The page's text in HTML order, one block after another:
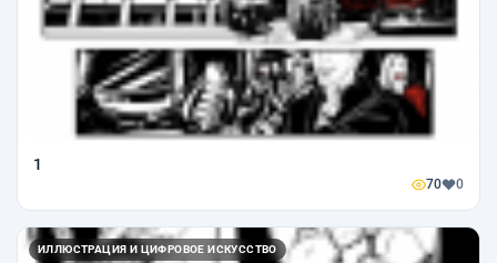
1
70 0
ИЛЛЮСТРАЦИЯ И ЦИФРОВОЕ ИСКУССТВО